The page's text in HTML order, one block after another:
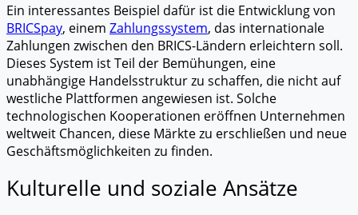
Ein interessantes Beispiel dafür ist die Entwicklung von
BRICSpay, einem Zahlungssystem, das internationale
Zahlungen zwischen den BRICS-Ländern erleichtern soll.
Dieses System ist Teil der Bemühungen, eine
unabhängige Handelsstruktur zu schaffen, die nicht auf
westliche Plattformen angewiesen ist. Solche
technologischen Kooperationen eröffnen Unternehmen
weltweit Chancen, diese Märkte zu erschließen und neue
Geschäftsmöglichkeiten zu finden.
Kulturelle und soziale Ansätze